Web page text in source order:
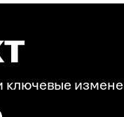
ключевые